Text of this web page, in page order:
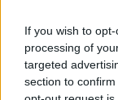
If you wish to
processing of
targeted
section to
Mapa aktuálního